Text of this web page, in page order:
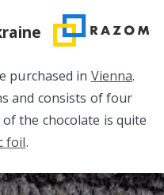
purchased in Vienna.
and consists of four
the chocolate is quite
foil.